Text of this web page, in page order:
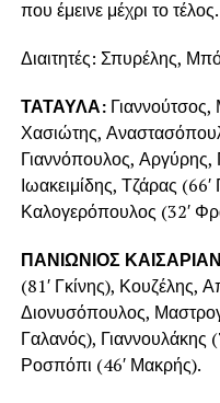
που έμεινε μέχρι το τέλος.
Διαιτητές: Σπυρέλης,
ΤΑΤΑΥΛΑ:
Χασιώτης,
Γιαννόπουλος,
Ιωακειμίδης, Τζάρας
Καλογερόπουλος (32′
ΠΑΝΙΩΝΙΟΣ
(81′ Γκίνης), Κουζέλης,
Διονυσόπουλος,
Γαλανός), Γιαννουλάκης
Ροσπόπι (46′ Μακρής).